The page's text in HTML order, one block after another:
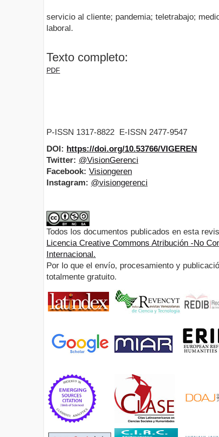
servicio al cliente; pandemia; teletrabajo;
laboral.
Texto completo:
PDF
P-ISSN 1317-8822 E-ISSN 2477-9547
DOI: https://doi.org/10.53766/VIGEREN
Twitter: @VisionGerenci
Facebook: Visiongeren
Instagram: @visiongerenci
Todos los documentos publicados en esta
Licencia Creative Commons Atribución -No
Internacional.
Por lo que el envío, procesamiento y
totalmente gratuito.